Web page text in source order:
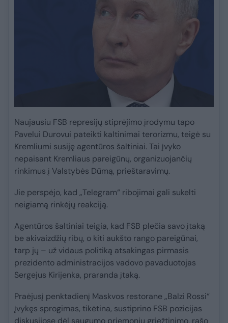
Naujausiu FSB represijų stiprėjimo įrodymu tapo
Pavelui Durovui pateikti kaltinimai terorizmu, teigė su
Kremliumi susiję agentūros šaltiniai. Tai įvyko
nepaisant Kremliaus pareigūnų, organizuojančių
rinkimus į Valstybės Dūmą, prieštaravimų.
Jie perspėjo, kad „Telegram“ ribojimai gali sukelti
neigiamą rinkėjų reakciją.
Agentūros šaltiniai teigia, kad FSB plečia savo įtaką
be akivaizdžių ribų, o kiti aukšto rango pareigūnai,
tarp jų – už vidaus politiką atsakingas pirmasis
prezidento administracijos vadovo pavaduotojas
Sergejus Kirijenka, praranda įtaką.
Praėjusį penktadienį Maskvos restorane „Balzi Rossi“
įvykęs sprogimas, tikėtina, sustiprino FSB pozicijas